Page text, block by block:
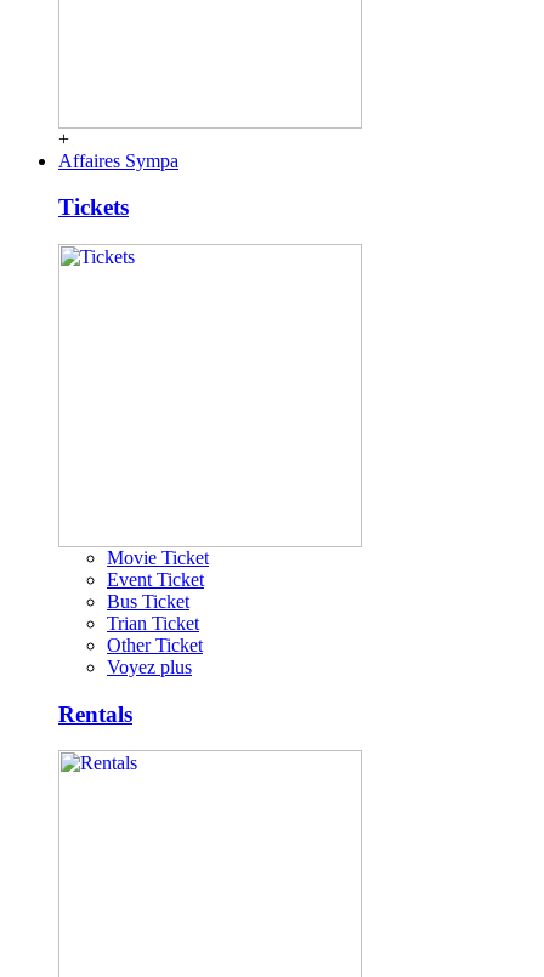
+
Affaires Sympa
Tickets
Movie Ticket
Event Ticket
Bus Ticket
Trian Ticket
Other Ticket
Voyez plus
Rentals